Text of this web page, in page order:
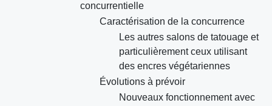
concurrentielle
Caractérisation de la concurrence
Les autres salons de tatouage et
particulièrement ceux utilisant
des encres végétariennes
Évolutions à prévoir
Nouveaux fonctionnement avec